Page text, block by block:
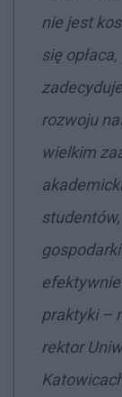
nie jest
się
rozwoju
wielkim
praktyki–
rektor